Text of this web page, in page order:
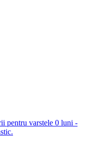
pentru varstele 0 luni -